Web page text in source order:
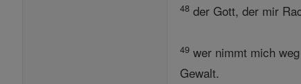
48 der Gott, der mir
49 wer nimmt mich
Gewalt.